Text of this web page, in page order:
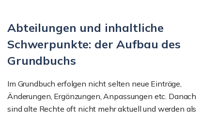
Abteilungen und inhaltliche
Schwerpunkte: der Aufbau des
Grundbuchs
Im Grundbuch erfolgen nicht selten neue Einträge,
Änderungen, Ergänzungen, Anpassungen etc. Danach
sind alte Rechte oft nicht mehr aktuell und werden als